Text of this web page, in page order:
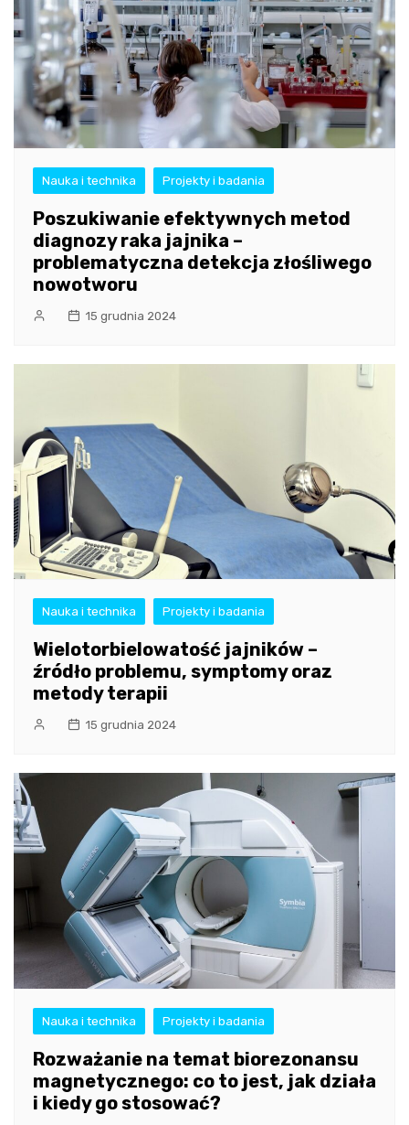
Nauka i technika Projekty i badania
Poszukiwanie efektywnych metod
diagnozy raka jajnika –
problematyczna detekcja złośliwego
nowotworu
15 grudnia 2024
Nauka i technika Projekty i badania
Wielotorbielowatość jajników –
źródło problemu, symptomy oraz
metody terapii
15 grudnia 2024
Nauka i technika Projekty i badania
Rozważanie na temat biorezonansu
magnetycznego: co to jest, jak działa
i kiedy go stosować?